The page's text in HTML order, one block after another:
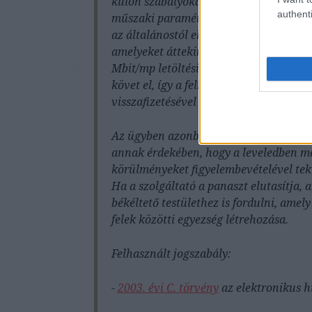
műszaki paraméterei miatt igénybe
az általánostól eltérő minimális le-/és
amelyeket áttekintve megállapítható,
Mbit/mp letöltési sebességgel a
követ el, így a felmondás közlésére
visszafizetésével van lehetőség.
Az ügyben azonban írásbeli kérelmet
annak érdekében, hogy a leveledben
körülményeket figyelembevételével
Ha a szolgáltató a panaszt elutasítja,
békéltető testülethez is fordulni,
felek közötti egyezség létrehozása.
Felhasznált jogszabály:
-2003. évi C. törvényaz elektronikus